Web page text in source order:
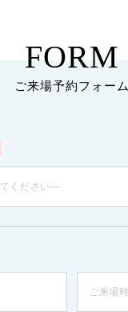
FORM
ご来場予約フォーム